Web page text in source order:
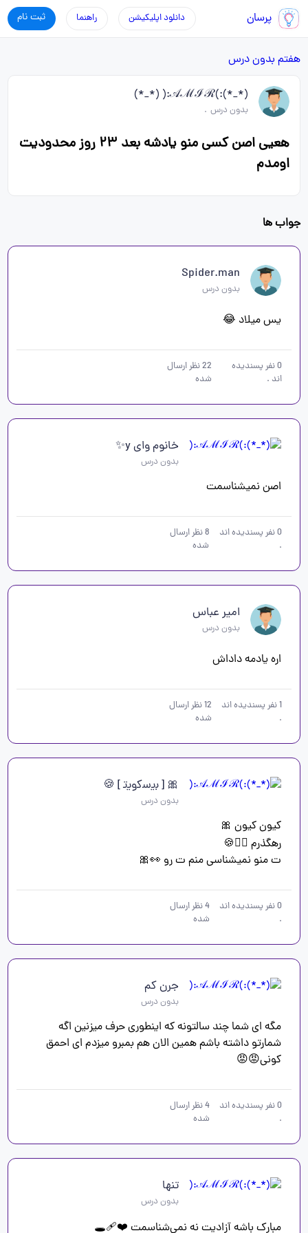
پرسان ثبت نام راهنما دانلود اپلیکیشن
هفتم بدون درس
(*_*):)𝒜ℳℐℛ:( (*_*)
بدون درس .
هعیی اصن کسی منو یادشه بعد ۲۳ روز محدودیت
اومدم
جواب ها
Spider.man
بدون درس
یس میلاد 😂
0نفر پسندیده
اند .
22نظر ارسال
شده
خانوم وای y✨
بدون درس
اصن نمیشناسمت
0نفر پسندیده اند
.
8نظر ارسال
شده
امیر عباس
بدون درس
اره یادمه داداش
1نفر پسندیده اند
.
12نظر ارسال
شده
🎀 [ ب‍‌ی‍‌س‍‌ک‍‌وی‍‌ت‍‌ ] 🍪
بدون درس
ت منو نمیشناسی منم ت رو 👀🎀
0نفر پسندیده اند
.
4نظر ارسال
شده
جرن کم
بدون درس
کونی😡😡
0نفر پسندیده اند
.
4نظر ارسال
شده
تنها
بدون درس
مبارک باشه آزادیت نه نمی‌شناسمت ❤️‍🩹🕳️